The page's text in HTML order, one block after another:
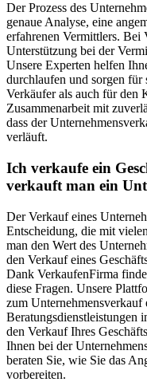
Der Prozess des
genaue Analyse, eine
erfahrenen Vermittlers.
Unterstützung bei der
Unsere Experten helfen
durchlaufen und sorgen
Verkäufer als auch für den
Zusammenarbeit mit
dass der
verläuft.
Ich verkaufe ein
verkauft man ein
Der Verkauf eines
Entscheidung, die mit
man den Wert des
den Verkauf eines
Dank VerkaufenFirma
diese Fragen. Unsere
zum Unternehmensverkauf
Beratungsdienstleistungen
den Verkauf Ihres
Ihnen bei der
beraten Sie, wie Sie das
vorbereiten.